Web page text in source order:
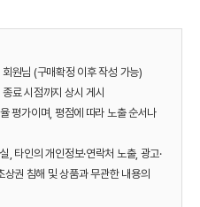
원님 (구매확정 이후 작성 가능)
료 시점까지 상시 게시
평가이며, 평점에 따라 노출 순서나
, 타인의 개인정보·연락처 노출, 광고·
상권 침해 및 상품과 무관한 내용의